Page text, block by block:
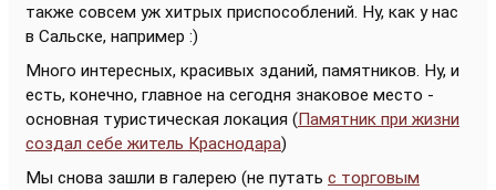
также совсем уж хитрых приспособлений. Ну, как у нас
в Сальске, например :)
Много интересных, красивых зданий, памятников. Ну, и
есть, конечно, главное на сегодня знаковое место -
основная туристическая локация (Памятник при жизни
создал себе житель Краснодара)
Мы снова зашли в галерею (не путать с торговым